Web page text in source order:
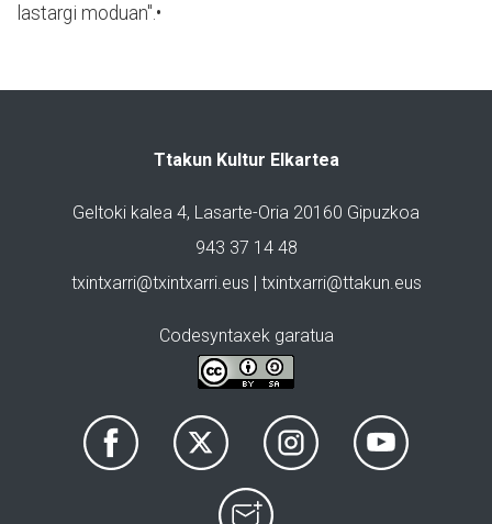
lastargi moduan".•
Ttakun Kultur Elkartea
Geltoki kalea 4, Lasarte-Oria 20160 Gipuzkoa
943 37 14 48
txintxarri@txintxarri.eus | txintxarri@ttakun.eus
Codesyntaxek garatua